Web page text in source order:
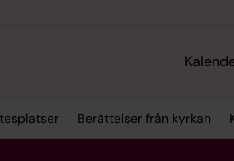
Berättelser från kyrkan